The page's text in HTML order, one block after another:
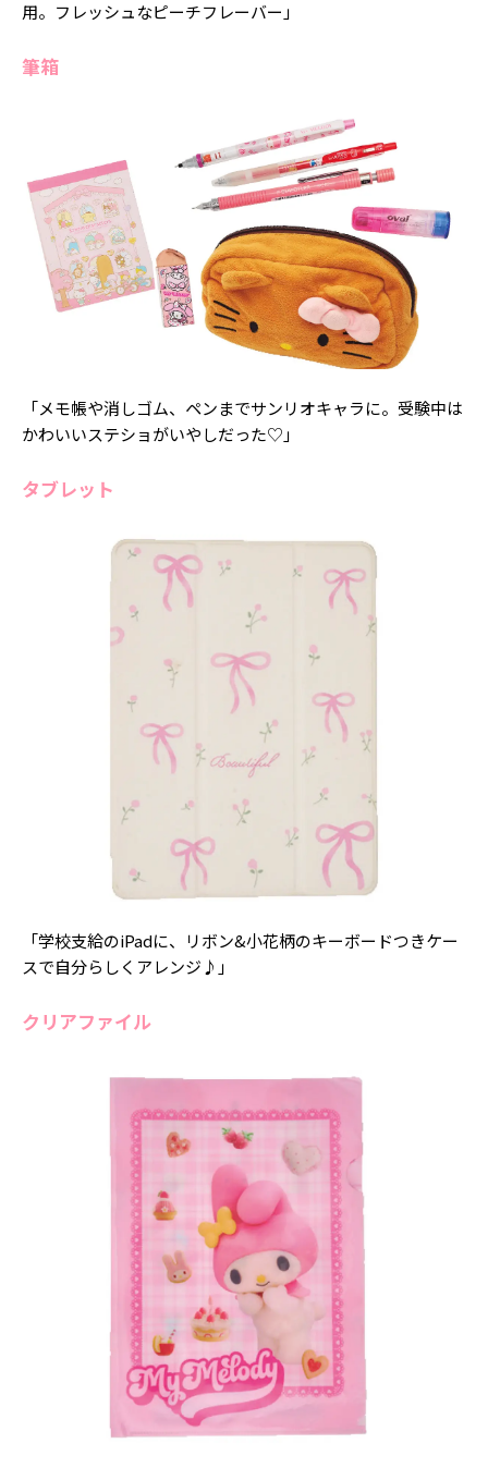
用。フレッシュなピーチフレーバー」
筆箱
「メモ帳や消しゴム、ペンまでサンリオキャラに。受験中は
かわいいステショがいやしだった♡」
タブレット
「学校支給のiPadに、リボン&小花柄のキーボードつきケー
スで自分らしくアレンジ♪」
クリアファイル